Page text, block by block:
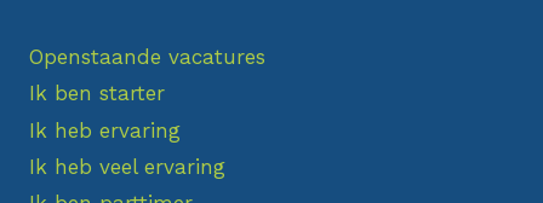
Openstaande vacatures
Ik ben starter
Ik heb ervaring
Ik heb veel ervaring